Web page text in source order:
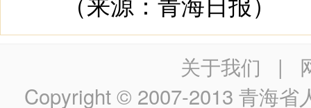
关于我们 |
Copyright © 2007-2013 青海省